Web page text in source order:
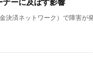
ーに及ぼす影響
決済ネットワーク）で障害が